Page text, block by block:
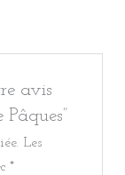
avis
Les
*